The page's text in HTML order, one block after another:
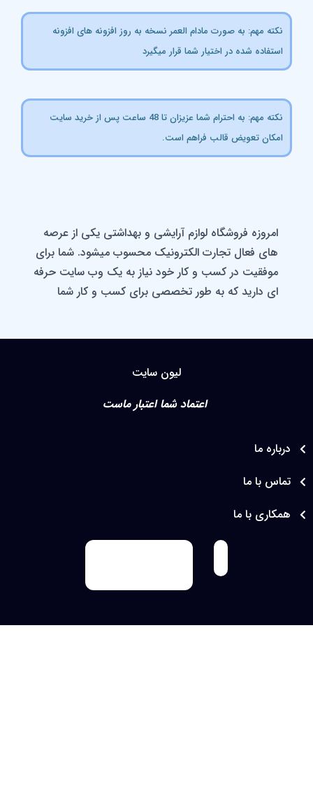
مهم: به صورت مادام العمر نسخه به روز افزونه های افزونه
شده در اختیار شما قرار میگیرد
نکته مهم: به احترام شما عزیزان تا 48 ساعت پس از خرید سایت
تعویض قالب فراهم است.
امروزه فروشگاه لوازم آرایشی و بهداشتی یکی از عرصه
های فعال تجارت الکترونیک محسوب میشود. شما برای
موفقیت در کسب و کار خود نیاز به یک وب سایت حرفه
ای دارید که به طور تخصصی برای کسب و کار شما
آرایشی این امکان را به شما می دهد تا در سایت خود به
میتوانید به طور مستقیم با پخش کنندگان عمده لوازم
آرایشی در ارتباط باشید و با از بین بردن واسطه ها ،
طرح فروشگاه لوازم آرایشی و بهداشتی نایس اسکین
کاملا با انواع نمایشگرها ( موبایل ، تبلت و لپ تاپ)
سازگار است و مطابق با اصول سئو می باشد . شما با
استفاده از این طرح به یک فروشگاه آنلاین حرفه ای
لیون سایت
اعتماد شما اعتبار ماست
ما
با ما
با ما